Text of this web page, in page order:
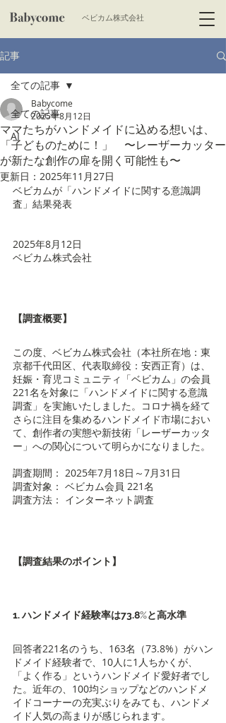
​ベビカム株式会社
記事
全ての記事
AI
全ての記事
ママたちがハンドメイドに込める想いは、
「子どものために！」 〜レーザーカッター
が新たな創作の扉を開く可能性も〜
Babycome
2025年8月12日
更新日： 2025年11月27日
ベビカムが「ハンドメイドに関する意識調
査」結果発表
2025年8月12日
ベビカム株式会社
【調査概要】
この度、ベビカム株式会社（本社所在地：東
京都千代田区、代表取締役：安西正育）は、
妊娠・育児コミュニティ「ベビカム」の会員
221名を対象に「ハンドメイドに関する意識
調査」を実施いたしました。コロナ禍を経て
さらに注目を集めるハンドメイド市場におい
て、創作者の実態や新技術「レーザーカッタ
ー」への関心について明らかになりました。
調査期間： 2025年7月18日～7月31日
調査対象： ベビカム会員 221名
調査方法： インターネット調査
【調査結果のポイント】
1. ハンドメイド経験率は73.8%と高水準
回答者221名のうち、163名（73.8%）がハン
ドメイド経験者で、10人に1人ちかくが、
「よく作る」というハンドメイド愛好者でし
た。近年の、100均ショップなどのハンドメ
イドコーナーの充実ぶりをみても、ハンドメ
イド人気の高まりが感じられます。